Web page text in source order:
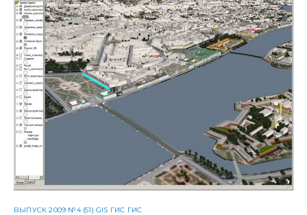
ВЫПУСК 2009 №4 (51) GIS ГИС ГИС